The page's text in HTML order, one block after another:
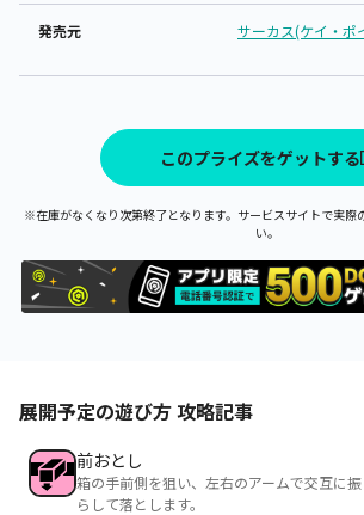
発売元 サーカス(ケイ・ポ
このプライズをゲットする
※在庫がなくなり次第終了となります。サービスサイトで実際
い。
展開予定の遊び方 攻略記事
前おとし
箱の手前側を狙い、左右のアームで交互に
らして落とします。